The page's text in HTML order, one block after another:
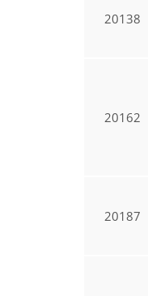
20138
20162
20187